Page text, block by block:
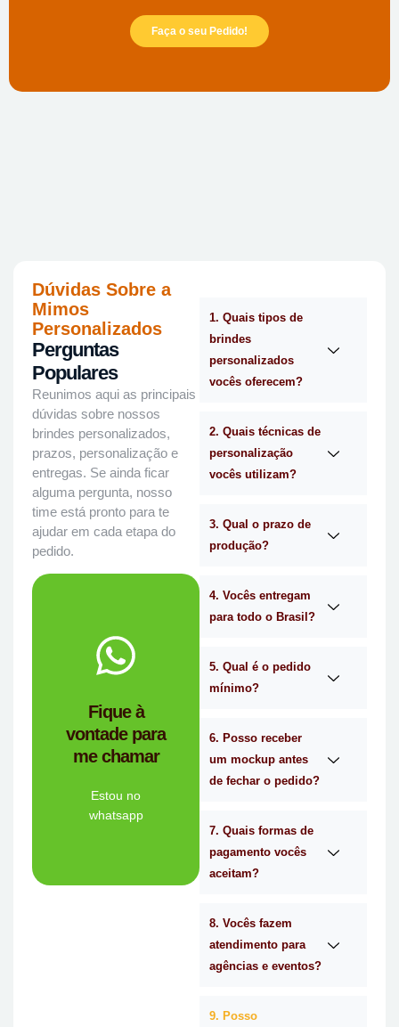
Faça o seu Pedido!
Dúvidas Sobre a
Mimos
Personalizados
Perguntas
Populares
Reunimos aqui as principais
dúvidas sobre nossos
brindes personalizados,
prazos, personalização e
entregas. Se ainda ficar
alguma pergunta, nosso
time está pronto para te
ajudar em cada etapa do
pedido.
Fique à
vontade para
me chamar
Estou no
whatsapp
Tem dúvidas se a
Personalizado é a
empresa de
brindes certa para
Me chama
no
1. Quais tipos de
brindes
personalizados
vocês oferecem?
2. Quais técnicas de
personalização
vocês utilizam?
3. Qual o prazo de
produção?
4. Vocês entregam
para todo o Brasil?
5. Qual é o pedido
mínimo?
6. Posso receber
um mockup antes
de fechar o pedido?
7. Quais formas de
pagamento vocês
aceitam?
8. Vocês fazem
atendimento para
agências e eventos?
9. Posso